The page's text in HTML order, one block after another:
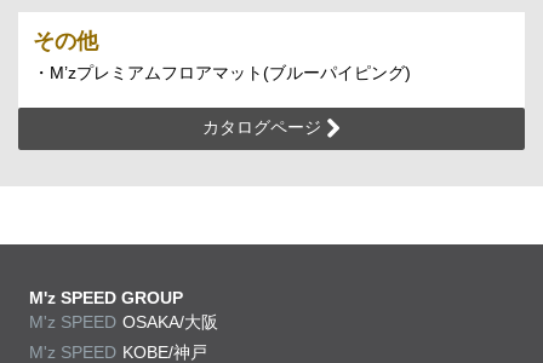
その他
・M’zプレミアムフロアマット(ブルーパイピング)
カタログページ
M'z SPEED GROUP
M'z SPEED OSAKA/大阪
M'z SPEED KOBE/神戸